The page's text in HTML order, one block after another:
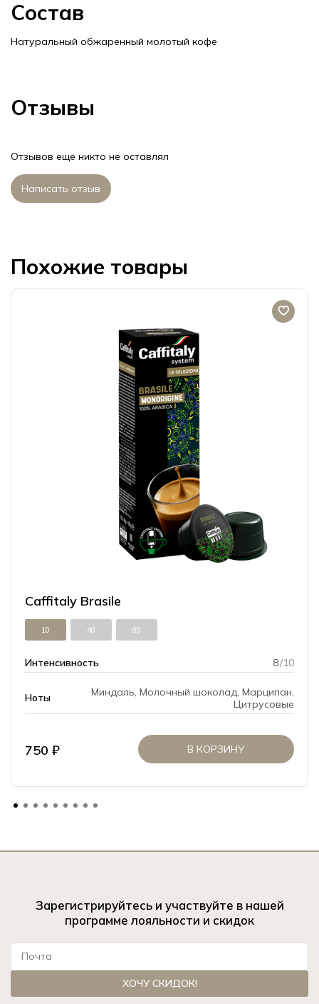
Состав
Натуральный обжаренный молотый кофе
Отзывы
Отзывов еще никто не оставлял
Написать отзыв
Похожие товары
Caffitaly Brasile
10 40 80
Интенсивность 8/10
Ноты
Миндаль, Молочный шоколад, Марципан,
Цитрусовые
750 ₽ В КОРЗИНУ
Зарегистрируйтесь и участвуйте в нашей
программе лояльности и скидок
ХОЧУ СКИДОК!